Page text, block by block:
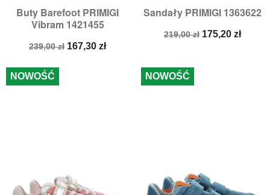
Buty Barefoot PRIMIGI
Vibram 1421455
Cena
239,00 zł Cena
167,30 zł
Sandały PRIMIGI 1363622
Cena
219,00 zł Cena
175,20 zł
NOWOŚĆ NOWOŚĆ